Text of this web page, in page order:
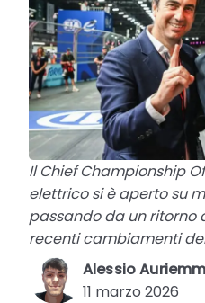
Il Chief Championship
elettrico si è aperto su
passando da un ritorno
recenti cambiamenti
Alessio
11 marzo 2026